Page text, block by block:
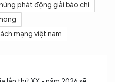
phát động giải báo chí
mạng việt nam